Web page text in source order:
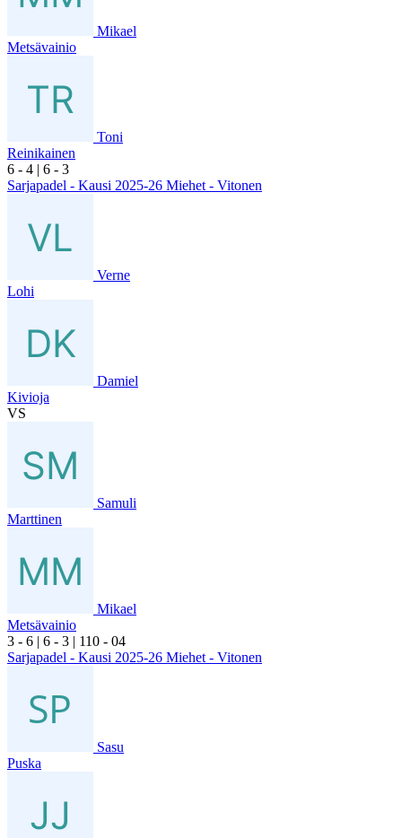
Mikael
Metsävainio
Toni
Reinikainen
6 - 4 | 6 - 3
Sarjapadel - Kausi 2025-26 Miehet - Vitonen
Verne
Lohi
Damiel
Kivioja
VS
Samuli
Marttinen
Mikael
Metsävainio
3 - 6 | 6 - 3 | 110 - 04
Sarjapadel - Kausi 2025-26 Miehet - Vitonen
Sasu
Puska